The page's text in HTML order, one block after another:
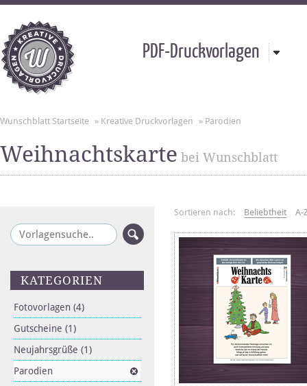
PDF-Druckvorlagen
Wunschblatt Startseite » Kreative Druckvorlagen » Parodien
Weihnachtskarte bei Wunschblatt
KATEGORIEN
Fotovorlagen (4)
Gutscheine (1)
Neujahrsgrüße (1)
Parodien
Sortieren nach: Beliebtheit A-